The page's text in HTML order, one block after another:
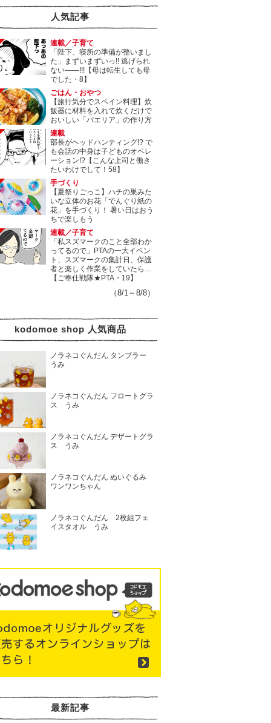
人気記事
連載／子育て
「陛下、寝所の準備が整いまし
た」まずいまずいっ!! 逃げられ
ない――!!!【母は転生しても母
でした・8】
ごはん・おやつ
【旅行気分でスペイン料理】炊
飯器に材料を入れて炊くだけで
おいしい「パエリア」の作り方
連載
部長がヘッドハンティング!? で
も会話の中身は子どものオペレ
ーション!?【こんな上司と働き
たいわけでして！58】
手づくり
【夏祭りごっこ】ハチの巣みた
いな立体のお花「でんぐり紙の
花」を手づくり！ 暑い日はおう
ちで楽しもう
連載／子育て
「私スズマークのこと全部わか
ってるので」PTAの一大イベン
ト、スズマークの集計日、保護
者と楽しく作業をしていたら…
【ご奉仕戦隊★PTA・19】
（8/1～8/8）
kodomoe shop 人気商品
ノラネコぐんだん タンブラー
うみ
ノラネコぐんだん フロートグラ
ス うみ
ノラネコぐんだん デザートグラ
ス うみ
ノラネコぐんだん ぬいぐるみ
ワンワンちゃん
ノラネコぐんだん 2枚組フェ
イスタオル うみ
最新記事